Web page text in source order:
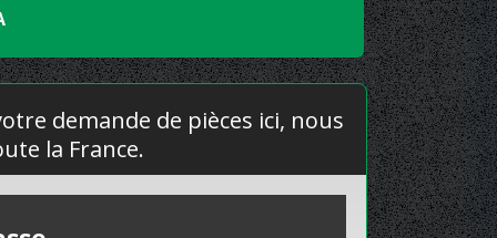
demande de pièces ici, nous
la France.